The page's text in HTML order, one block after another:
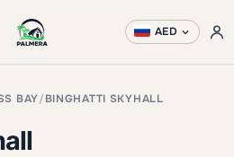
AED
BAY/ BINGHATTI SKYHALL